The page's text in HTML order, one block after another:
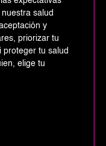
salud
y
priorizar tu
proteger tu salud
elige tu